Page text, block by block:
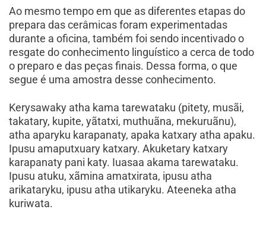
Ao mesmo tempo em que as diferentes etapas do
prepara das cerâmicas foram experimentadas
durante a oficina, também foi sendo incentivado o
resgate do conhecimento linguístico a cerca de todo
o preparo e das peças finais. Dessa forma, o que
segue é uma amostra desse conhecimento.
Kerysawaky atha kama tarewataku (pitety, musãi,
takatary, kupite, yãtatxi, muthuãna, mekuruãnu),
atha aparyku karapanaty, apaka katxary atha apaku.
Ipusu amaputxuary katxary. Akuketary katxary
karapanaty pani katy. Iuasaa akama tarewataku.
Ipusu atuku, xãmina amatxirata, ipusu atha
arikataryku, ipusu atha utikaryku. Ateeneka atha
kuriwata.